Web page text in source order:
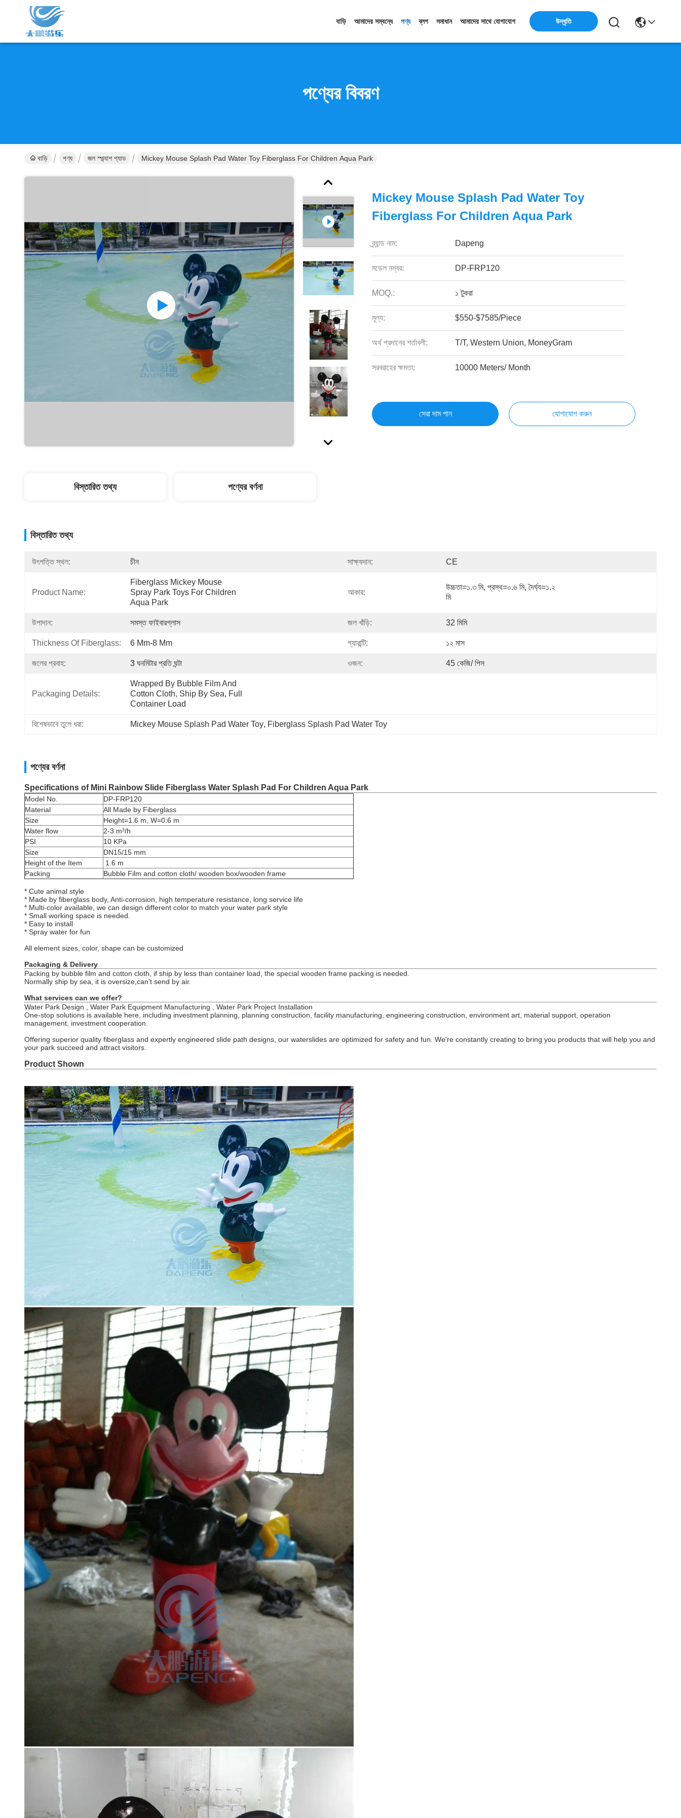
বাড়ি আমাদের সম্বন্ধে পণ্য ব্লগ সমাধান আমাদের সাথে যোগাযোগ উদ্ধৃতি
পণ্যের বিবরণ
বাড়ি পণ্য জল স্প্ল্যাশ প্যাড Mickey Mouse Splash Pad Water Toy Fiberglass For Children Aqua Park
Mickey Mouse Splash Pad Water Toy
Fiberglass For Children Aqua Park
ব্র্যান্ড নাম: Dapeng
মডেল নম্বর: DP-FRP120
MOQ.: ১ টুকরা
মূল্য: $550-$7585/Piece
অর্থ প্রদানের শর্তাবলী: T/T, Western Union, MoneyGram
সরবরাহের ক্ষমতা: 10000 Meters/ Month
সেরা দাম পান যোগাযোগ করুন
বিস্তারিত তথ্য পণ্যের বর্ণনা
বিস্তারিত তথ্য
উৎপত্তি স্থল: চীন সাক্ষ্যদান: CE
Product Name:
Fiberglass Mickey Mouse
Spray Park Toys For Children
Aqua Park
আকার:
উচ্চতা=১.৩ মি, প্রস্থ=০.৬ মি, দৈর্ঘ্য=১.২
মি
উপাদান: সমস্ত ফাইবারগ্লাস জল খাঁড়ি: 32 মিমি
Thickness Of Fiberglass: 6 Mm-8 Mm গ্যারান্টি: ১২ মাস
জলের প্রবাহ: 3 ঘনমিটার প্রতি ঘন্টা ওজন: 45 কেজি/ পিস
Packaging Details:
Wrapped By Bubble Film And
Cotton Cloth, Ship By Sea, Full
Container Load
বিশেষভাবে তুলে ধরা: Mickey Mouse Splash Pad Water Toy, Fiberglass Splash Pad Water Toy
পণ্যের বর্ণনা
Specifications of Mini Rainbow Slide Fiberglass Water Splash Pad For Children Aqua Park
Model No.
DP-FRP120
Material
All Made by Fiberglass
Size
Height=1.6 m, W=0.6 m
Water flow
2-3 m³/h
PSI
10 KPa
Size
DN15/15 mm
Height of the Item
1.6 m
Packing
Bubble Film and cotton cloth/ wooden box/wooden frame
* Cute animal style
* Made by fiberglass body, Anti-corrosion, high temperature resistance, long service life
* Multi-color available, we can design different color to match your water park style
* Small working space is needed.
* Easy to install
* Spray water for fun
All element sizes, color, shape can be customized
Packaging & Delivery
Packing by bubble film and cotton cloth, if ship by less than container load, the special wooden frame packing is needed.
Normally ship by sea, it is oversize,can't send by air.
What services can we offer?
Water Park Design , Water Park Equipment Manufacturing , Water Park Project Installation
One-stop solutions is available here, including investment planning, planning construction, facility manufacturing, engineering construction, environment art, material support, operation
management, investment cooperation.
Offering superior quality fiberglass and expertly engineered slide path designs, our waterslides are optimized for safety and fun. We're constantly creating to bring you products that will help you and
your park succeed and attract visitors.
Product Shown